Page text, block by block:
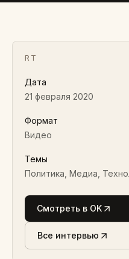
2020 · ВИДЕО
RT
Дата
21 февраля 2020
Формат
Видео
Темы
Политика, Медиа,
Смотреть в OK
Все интервью